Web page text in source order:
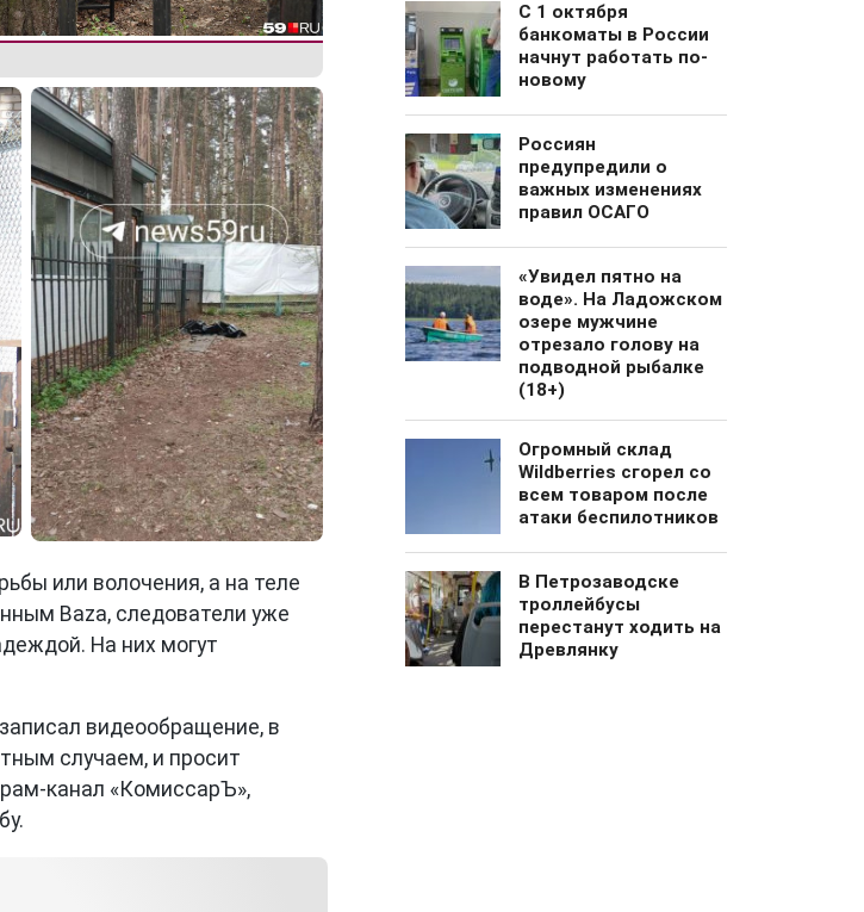
или волочения, а на теле
Baza, следователи уже
На них могут
видеообращение, в
случаем, и просит
канал «КомиссарЪ»,
С 1 октября
банкоматы в России
начнут работать по-
новому
Россиян
предупредили о
важных изменениях
правил ОСАГО
«Увидел пятно на
воде». На Ладожском
озере мужчине
отрезало голову на
подводной рыбалке
(18+)
Огромный cклад
Wildberries сгорел со
всем товаром после
атаки беспилотников
В Петрозаводске
троллейбусы
перестанут ходить на
Древлянку